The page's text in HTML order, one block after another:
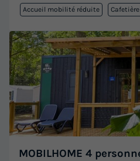
Accueil mobilité réduite Cafetière
MOBILHOME 4